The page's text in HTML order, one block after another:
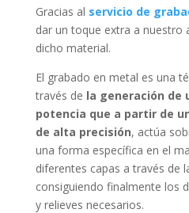
Gracias al servicio de
dar un toque extra a nuestro
dicho material.
El grabado en metal es una
través de la generación de
potencia que a partir de
de alta precisión, actúa
una forma específica en el
diferentes capas a través de
consiguiendo finalmente los
y relieves necesarios.